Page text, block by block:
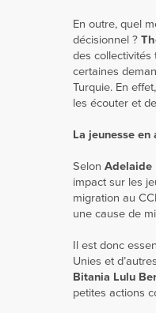
En outre, quel
décisionnel ?
des collectivités
certaines
Turquie. En
les écouter et
La jeunesse
Selon Adelaide
impact sur les
migration au
une cause de
Il est donc
Unies et
Bitania Lulu
petites actions